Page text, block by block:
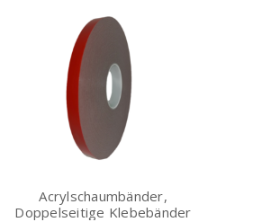
Acrylschaumbänder,
Doppelseitige Klebebänder